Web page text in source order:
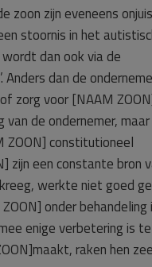
zoon zijn eveneens
stoornis in het
dan ook via de
Anders dan de
zorg voor [NAAM
de ondernemer,
ZOON] constitutioneel
zijn een constante bron
werkte niet goed
onder behandeling
enige verbetering is
raken hen